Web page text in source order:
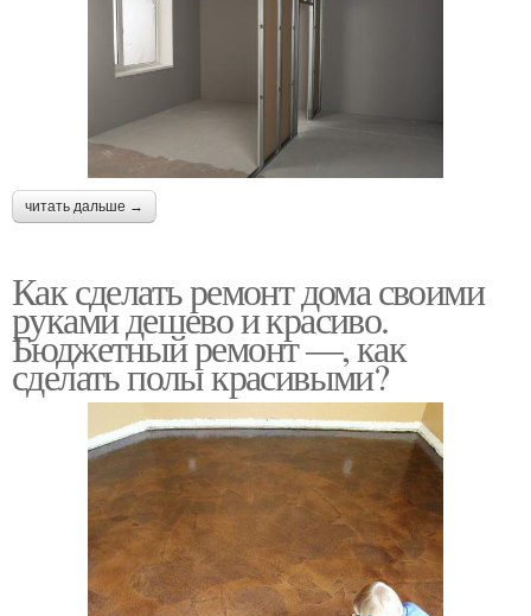
читать дальше →
Как сделать ремонт дома своими
руками дешево и красиво.
Бюджетный ремонт —, как
сделать полы красивыми?